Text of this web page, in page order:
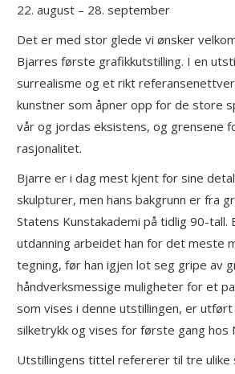
22. august – 28. september
Det er med stor glede vi ønsker
Bjarres første grafikkutstilling. I en
surrealisme og et rikt
kunstner som åpner opp for de store
vår og jordas eksistens, og grensene
rasjonalitet.
Bjarre er i dag mest kjent for sine
skulpturer, men hans bakgrunn er fra
Statens Kunstakademi på tidlig 90-tall.
utdanning arbeidet han for det meste
tegning, før han igjen lot seg gripe av
håndverksmessige muligheter for et
som vises i denne utstillingen, er
silketrykk og vises for første gang hos
Utstillingens tittel refererer til tre ulike